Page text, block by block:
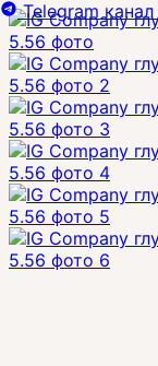
Telegram канал